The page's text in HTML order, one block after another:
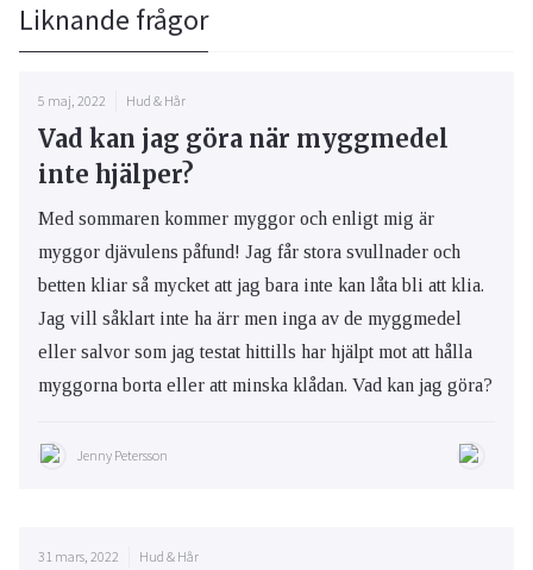
Liknande frågor
5 maj, 2022 Hud & Hår
Vad kan jag göra när myggmedel
inte hjälper?
Med sommaren kommer myggor och enligt mig är
myggor djävulens påfund! Jag får stora svullnader och
betten kliar så mycket att jag bara inte kan låta bli att klia.
Jag vill såklart inte ha ärr men inga av de myggmedel
eller salvor som jag testat hittills har hjälpt mot att hålla
myggorna borta eller att minska klådan. Vad kan jag göra?
Jenny Petersson
31 mars, 2022 Hud & Hår